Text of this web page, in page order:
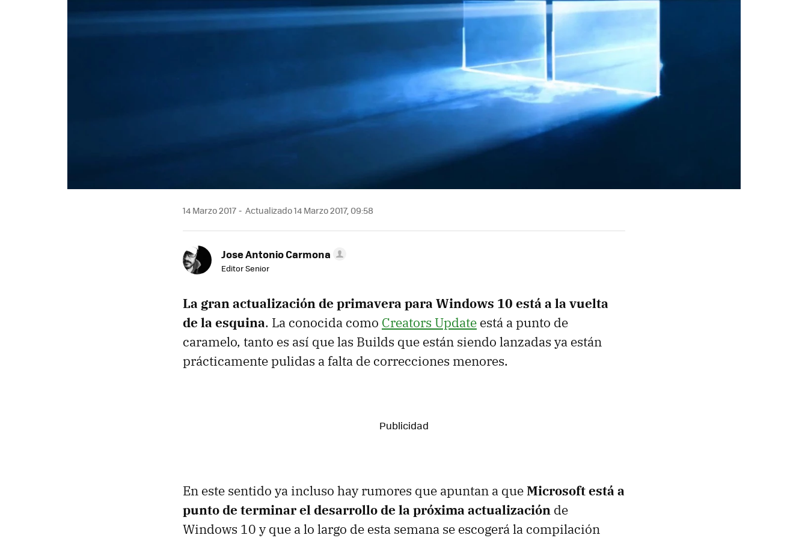
14 Marzo 2017 Actualizado 14 Marzo 2017, 09:58
Jose Antonio Carmona
Editor Senior
La gran actualización de primavera para Windows 10 está a la vuelta
de la esquina. La conocida como Creators Update está a punto de
caramelo, tanto es así que las Builds que están siendo lanzadas ya están
prácticamente pulidas a falta de correcciones menores.
En este sentido ya incluso hay rumores que apuntan a queMicrosoft está a
punto de terminar el desarrollo de la próxima actualización de
Windows 10 y que a lo largo de esta semana se escogerá la compilación